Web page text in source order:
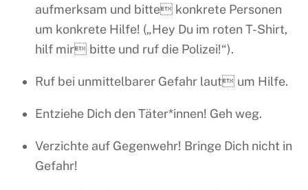
aufmerksam und bitte konkrete Personen
um konkrete Hilfe! („Hey Du im roten T-Shirt,
hilf mir bitte und ruf die Polizei!“).
Ruf bei unmittelbarer Gefahr laut um Hilfe.
Entziehe Dich den Täter*innen! Geh weg.
Verzichte auf Gegenwehr! Bringe Dich nicht in
Gefahr!